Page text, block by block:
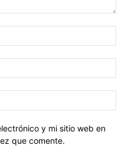
y mi sitio web en
que comente.